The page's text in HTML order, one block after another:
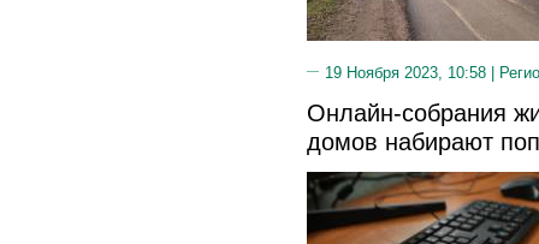
19 Ноября 2023, 10:58 |
Онлайн-собрания
домов набирают